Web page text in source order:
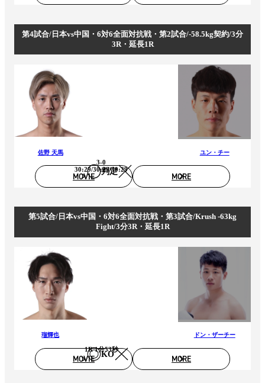
第4試合/日本vs中国・6対6全面対抗戦・第2試合/-58.5kg契約/3分
3R・延長1R
佐野 天馬
判定
3-0
30:29/30:29/30:29
ユン・チー
MOVIE MORE
第5試合/日本vs中国・6対6全面対抗戦・第3試合/Krush -63kg
Fight/3分3R・延長1R
瑠輝也
KO
1R 1分53秒
ドン・ザーチー
MOVIE MORE